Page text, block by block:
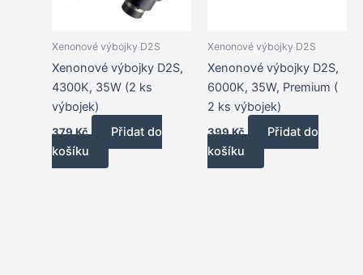
Xenonové výbojky D2S
Xenonové výbojky D2S,
4300K, 35W (2 ks
výbojek)
379Kč
Přidat do
košíku
Xenonové výbojky D2S
Xenonové výbojky D2S,
6000K, 35W, Premium (
2 ks výbojek)
399Kč
Přidat do
košíku